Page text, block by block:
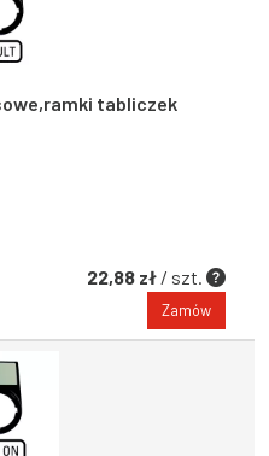
tabliczek
22,88 zł / szt.
Zamów